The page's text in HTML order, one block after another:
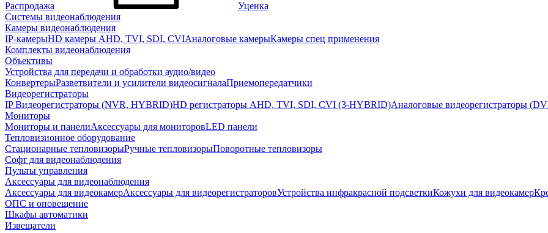
Распродажа
Уценка
Системы видеонаблюдения
Камеры видеонаблюдения
IP-камерыHD камеры AHD, TVI, SDI, CVIАналоговые камерыКамеры спец применения
Комплекты видеонаблюдения
Объективы
Устройства для передачи и обработки аудио/видео
КонвертерыРазветвители и усилители видеосигналаПриемопередатчики
Видеорегистраторы
IP Видеорегистраторы (NVR, HYBRID)HD регистраторы AHD, TVI, SDI, CVI (3-HYBRID)Аналоговые видеорегистраторы
Мониторы
Мониторы и панелиАксессуары для мониторовLED панели
Тепловизионное оборудование
Стационарные тепловизорыРучные тепловизорыПоворотные тепловизоры
Софт для видеонаблюдения
Пульты управления
Аксессуары для видеонаблюдения
Аксессуары для видеокамерАксессуары для видеорегистраторовУстройства инфракрасной подсветкиКожухи для видеокамер
ОПС и оповещение
Шкафы автоматики
Извещатели